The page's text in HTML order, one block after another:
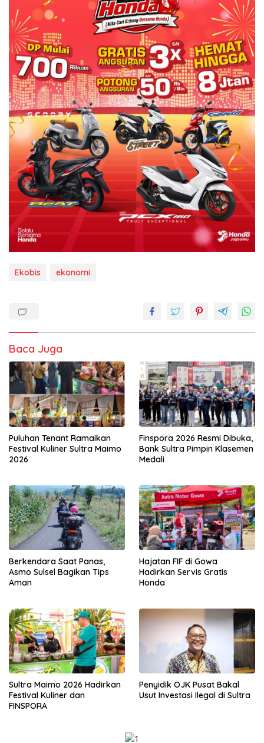
Ekobis ekonomi
Baca Juga
Puluhan Tenant Ramaikan
Festival Kuliner Sultra Maimo
2026
Finspora 2026 Resmi Dibuka,
Bank Sultra Pimpin Klasemen
Medali
Berkendara Saat Panas,
Asmo Sulsel Bagikan Tips
Aman
Hajatan FIF di Gowa
Hadirkan Servis Gratis
Honda
Sultra Maimo 2026 Hadirkan
Festival Kuliner dan
FINSPORA
Penyidik OJK Pusat Bakal
Usut Investasi Ilegal di Sultra